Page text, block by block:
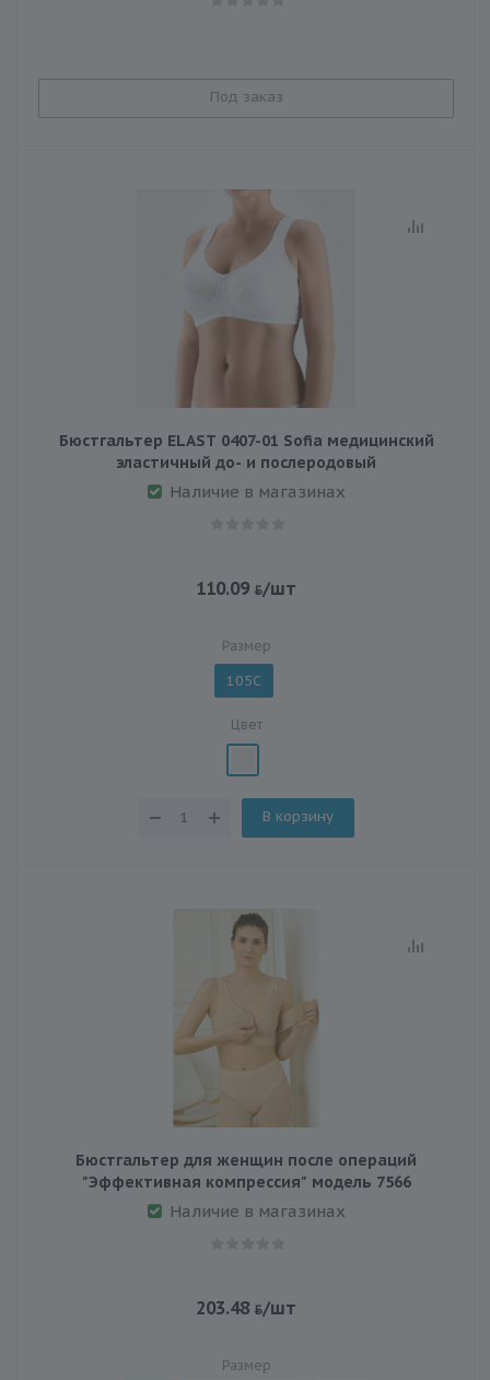
Под заказ
Бюстгальтер ELAST 0407-01 Sofia медицинский
эластичный до- и послеродовый
Наличие в магазинах
110.09 /шт
Размер
105C
Цвет
В корзину
Бюстгальтер для женщин после операций
"Эффективная компрессия" модель 7566
Наличие в магазинах
203.48 /шт
Размер